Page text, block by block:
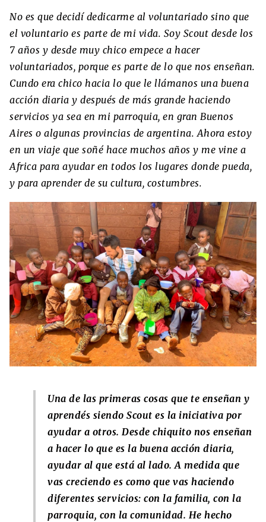
No es que decidí dedicarme al voluntariado sino que
el voluntario es parte de mi vida. Soy Scout desde los
7 años y desde muy chico empece a hacer
voluntariados, porque es parte de lo que nos enseñan.
Cundo era chico hacia lo que le llámanos una buena
acción diaria y después de más grande haciendo
servicios ya sea en mi parroquia, en gran Buenos
Aires o algunas provincias de argentina. Ahora estoy
en un viaje que soñé hace muchos años y me vine a
Africa para ayudar en todos los lugares donde pueda,
y para aprender de su cultura, costumbres.
Una de las primeras cosas que te enseñan y
aprendés siendo Scout es la iniciativa por
ayudar a otros. Desde chiquito nos enseñan
a hacer lo que es la buena acción diaria,
ayudar al que está al lado. A medida que
vas creciendo es como que vas haciendo
diferentes servicios: con la familia, con la
parroquia, con la comunidad. He hecho